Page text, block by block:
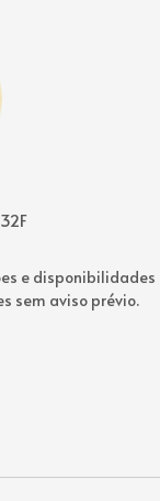
e
sem aviso prévio.